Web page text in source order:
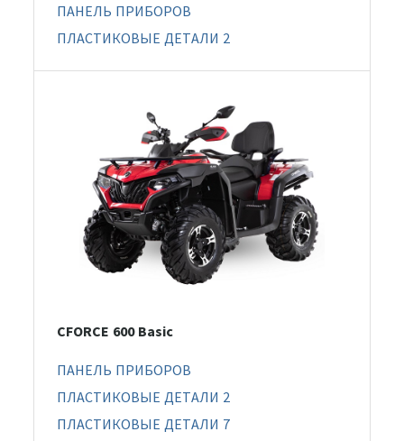
ПАНЕЛЬ ПРИБОРОВ
ПЛАСТИКОВЫЕ ДЕТАЛИ 2
CFORCE 600 Basic
ПАНЕЛЬ ПРИБОРОВ
ПЛАСТИКОВЫЕ ДЕТАЛИ 2
ПЛАСТИКОВЫЕ ДЕТАЛИ 7